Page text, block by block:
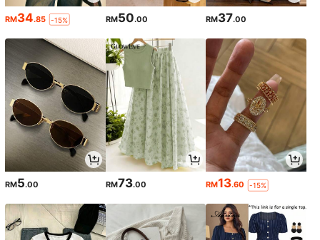
RM34.85 -15% RM50.00 RM37.00
RM5.00 RM73.00 RM13.60 -15%